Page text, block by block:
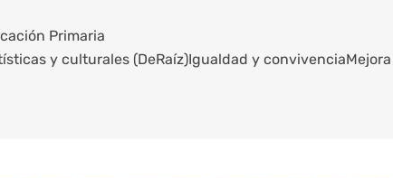
Primaria
y culturales (DeRaíz)Igualdad y convivencia